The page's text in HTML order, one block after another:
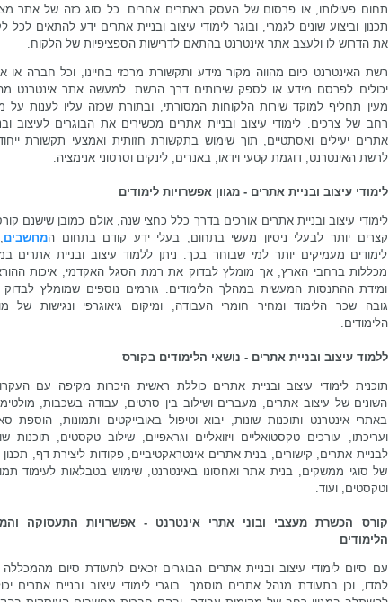
תחום פעילותו, או פרסום של העסק באתרים אחרים. כל סוג כזה של אתר
תכנון וביצוע שונים לגמרי, ובוגר לימודי עיצוב ובניית אתרים ידע להתאים לכל
את הדרוש לו ולעצב אתר אינטרנט בהתאם לדרישות הספציפיות של הלקוח.
רשת האינטרנט כיום מהווה מקור מידע ותקשורת מרכזי בחיינו, וכל חברה או
יכולים לפרסם מידע או לספק שירותים דרך הרשת. למעשה אתר אינטרנט
מעין תחליף למוקד שירות הלקוחות המסורתי, ובתורת שכזה עליו לענות על
רחב של צרכים. לימודי עיצוב ובניית אתרים מכשירים את הבוגרים לעיצוב
אתרים יעילים ואסתטיים, תוך שימוש בתקשורת חזותית ואמצעי תקשורת
לרשת האינטרנט, דוגמת קטעי וידאו, באנרים, לינקים וסרטוני אנימציה.
לימודי עיצוב ובניית אתרים - מגוון אפשרויות לימודים
לימודי עיצוב ובניית אתרים אורכים בדרך כלל כחצי שנה, אולם כמובן שישנם
קצרים יותר לבעלי ניסיון מעשי בתחום, בעלי ידע קודם בתחום המחשבים
לימודים מעמיקים יותר למי שבוחר בכך. ניתן ללמוד עיצוב ובניית אתרים
מכללות ברחבי הארץ, אך מומלץ לבדוק את רמת הסגל האקדמי, איכות
ומידת ההתנסות המעשית במהלך הלימודים. גורמים נוספים שמומלץ
גובה שכר הלימוד ומחיר חומרי העבודה, ומיקום גיאוגרפי ונגישות של
הלימודים.
ללמוד עיצוב ובניית אתרים - נושאי הלימודים בקורס
תוכנית לימודי עיצוב ובניית אתרים כוללת ראשית היכרות מקיפה עם
השונים של עיצוב אתרים, מעברים ושילוב בין סרטים, עבודה בשכבות,
באתרי אינטרנט ותוכנות שונות, יבוא וטיפול באובייקטים ותמונות, הוספת
ועריכתו, עורכים טקסטואליים ויזואליים וגראפיים, שילוב טקסטים, תוכנות
לבניית אתרים, קישורים, בנית אתרים אינטראקטיביים, פקודות ליצירת דף, תכנון
של סוגי ממשקים, בנית אתר ואחסונו באינטרנט, שימוש בטבלאות לעימוד
וטקסטים, ועוד.
קורס הכשרת מעצבי ובוני אתרי אינטרנט - אפשרויות התעסוקה
הלימודים
עם סיום לימודי עיצוב ובניית אתרים הבוגרים זכאים לתעודת סיום
למדו, וכן בתעודת מנהל אתרים מוסמך. בוגרי לימודי עיצוב ובניית אתרים